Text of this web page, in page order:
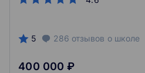
5 286 отзывов о школе
400 000 ₽